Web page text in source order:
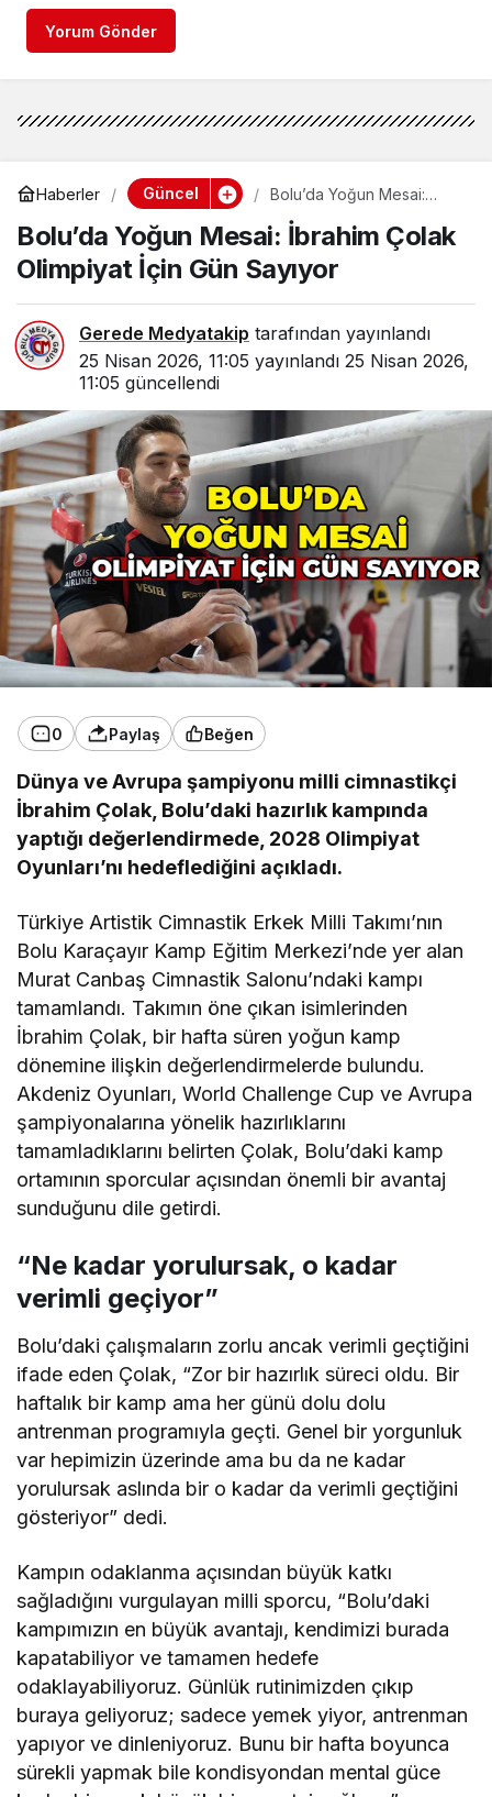
Yorum Gönder
Haberler Güncel
Bolu’da Yoğun Mesai:
İçin Gün Sayıyor
Bolu’da Yoğun Mesai: İbrahim Çolak
Olimpiyat İçin Gün Sayıyor
Gerede Medyatakip tarafından yayınlandı
25 Nisan 2026, 11:05 yayınlandı 25 Nisan 2026,
11:05 güncellendi
0 Paylaş Beğen
Dünya ve Avrupa şampiyonu milli cimnastikçi
İbrahim Çolak, Bolu’daki hazırlık kampında
yaptığı değerlendirmede, 2028 Olimpiyat
Oyunları’nı hedeflediğini açıkladı.
Türkiye Artistik Cimnastik Erkek Milli Takımı’nın
Bolu Karaçayır Kamp Eğitim Merkezi’nde yer alan
Murat Canbaş Cimnastik Salonu’ndaki kampı
tamamlandı. Takımın öne çıkan isimlerinden
İbrahim Çolak, bir hafta süren yoğun kamp
dönemine ilişkin değerlendirmelerde bulundu.
Akdeniz Oyunları, World Challenge Cup ve Avrupa
şampiyonalarına yönelik hazırlıklarını
tamamladıklarını belirten Çolak, Bolu’daki kamp
ortamının sporcular açısından önemli bir avantaj
sunduğunu dile getirdi.
“Ne kadar yorulursak, o kadar
verimli geçiyor”
Bolu’daki çalışmaların zorlu ancak verimli geçtiğini
ifade eden Çolak, “Zor bir hazırlık süreci oldu. Bir
haftalık bir kamp ama her günü dolu dolu
antrenman programıyla geçti. Genel bir yorgunluk
var hepimizin üzerinde ama bu da ne kadar
yorulursak aslında bir o kadar da verimli geçtiğini
gösteriyor” dedi.
Kampın odaklanma açısından büyük katkı
sağladığını vurgulayan milli sporcu, “Bolu’daki
kampımızın en büyük avantajı, kendimizi burada
kapatabiliyor ve tamamen hedefe
odaklayabiliyoruz. Günlük rutinimizden çıkıp
buraya geliyoruz; sadece yemek yiyor, antrenman
yapıyor ve dinleniyoruz. Bunu bir hafta boyunca
sürekli yapmak bile kondisyondan mental güce